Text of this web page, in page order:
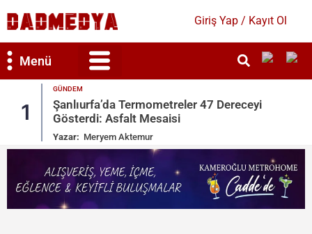
Giriş Yap / Kayıt Ol
Menü
GÜNDEM
Temizliğe Dikkat Etmeyen Eş Boşanmada
Tam Kusurlu Sayıldı
Yazar: Meryem Aktemur